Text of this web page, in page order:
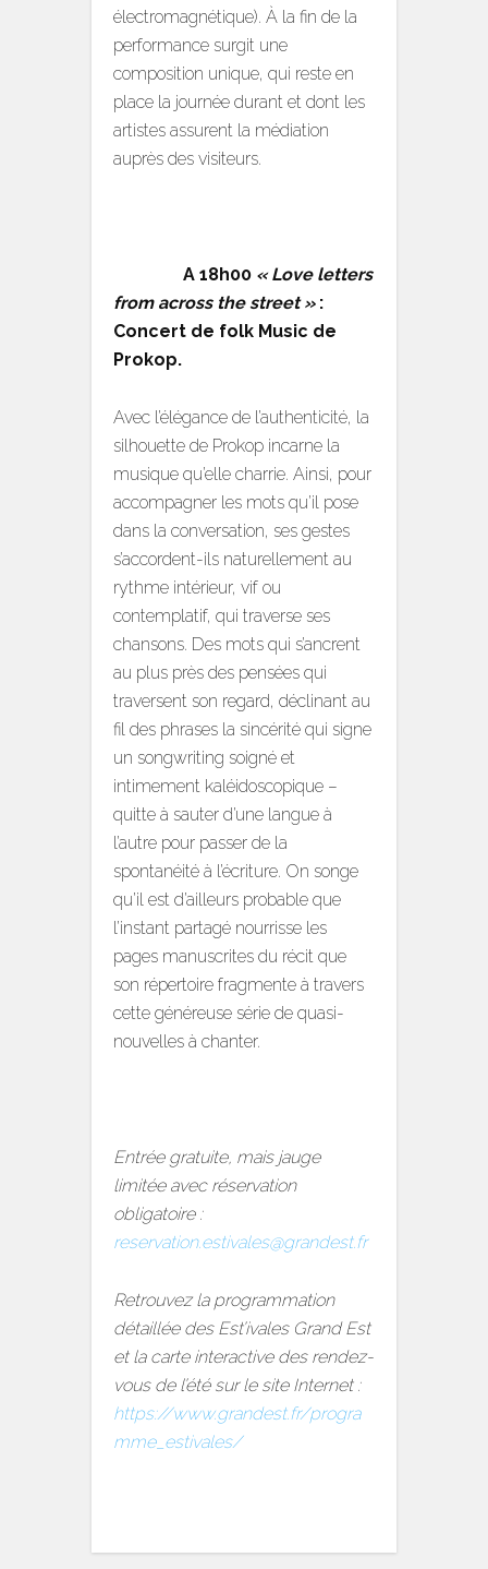
électromagnétique). À la fin de la
performance surgit une
composition unique, qui reste en
place la journée durant et dont les
artistes assurent la médiation
auprès des visiteurs.
A 18h00 « Love letters
from across the street »:
Concert de folk Music de
Prokop.
Avec l’élégance de l’authenticité, la
silhouette de Prokop incarne la
musique qu’elle charrie. Ainsi, pour
accompagner les mots qu’il pose
dans la conversation, ses gestes
s’accordent-ils naturellement au
rythme intérieur, vif ou
contemplatif, qui traverse ses
chansons. Des mots qui s’ancrent
au plus près des pensées qui
traversent son regard, déclinant au
fil des phrases la sincérité qui signe
un songwriting soigné et
intimement kaléidoscopique –
quitte à sauter d’une langue à
l’autre pour passer de la
spontanéité à l’écriture. On songe
qu’il est d’ailleurs probable que
l’instant partagé nourrisse les
pages manuscrites du récit que
son répertoire fragmente à travers
cette généreuse série de quasi-
nouvelles à chanter.
Entrée gratuite, mais jauge
limitée avec réservation
obligatoire :
reservation.estivales@grandest.fr
Retrouvez la programmation
détaillée des Est’ivales Grand Est
et la carte interactive des rendez-
vous de l’été sur le site Internet :
https://www.grandest.fr/progra
mme_estivales/